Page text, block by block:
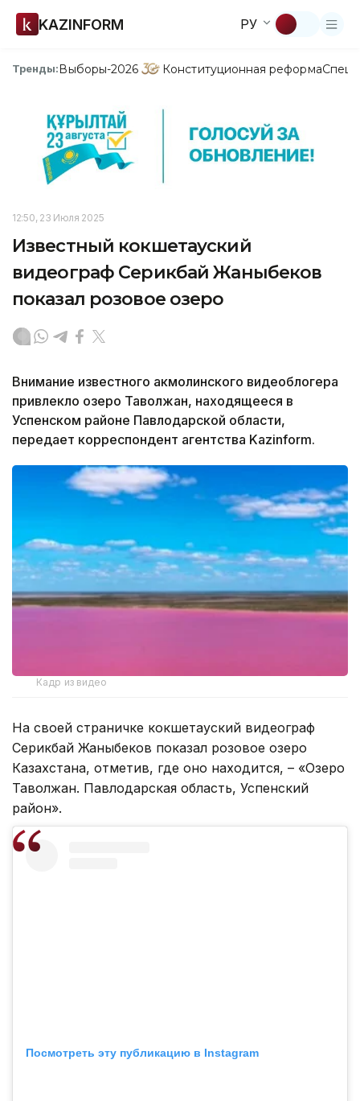
KAZINFORM РУ
Тренды:Выборы-2026 Конституционная реформа
12:50, 23 Июля 2025
Известный кокшетауский
видеограф Серикбай Жаныбеков
показал розовое озеро
Внимание известного акмолинского видеоблогера
привлекло озеро Таволжан, находящееся в
Успенском районе Павлодарской области,
передает корреспондент агентства Kazinform.
Кадр из видео
На своей страничке кокшетауский видеограф
Серикбай Жаныбеков показал розовое озеро
Казахстана, отметив, где оно находится, – «Озеро
Таволжан. Павлодарская область, Успенский
район».
Посмотреть эту публикацию в Instagram